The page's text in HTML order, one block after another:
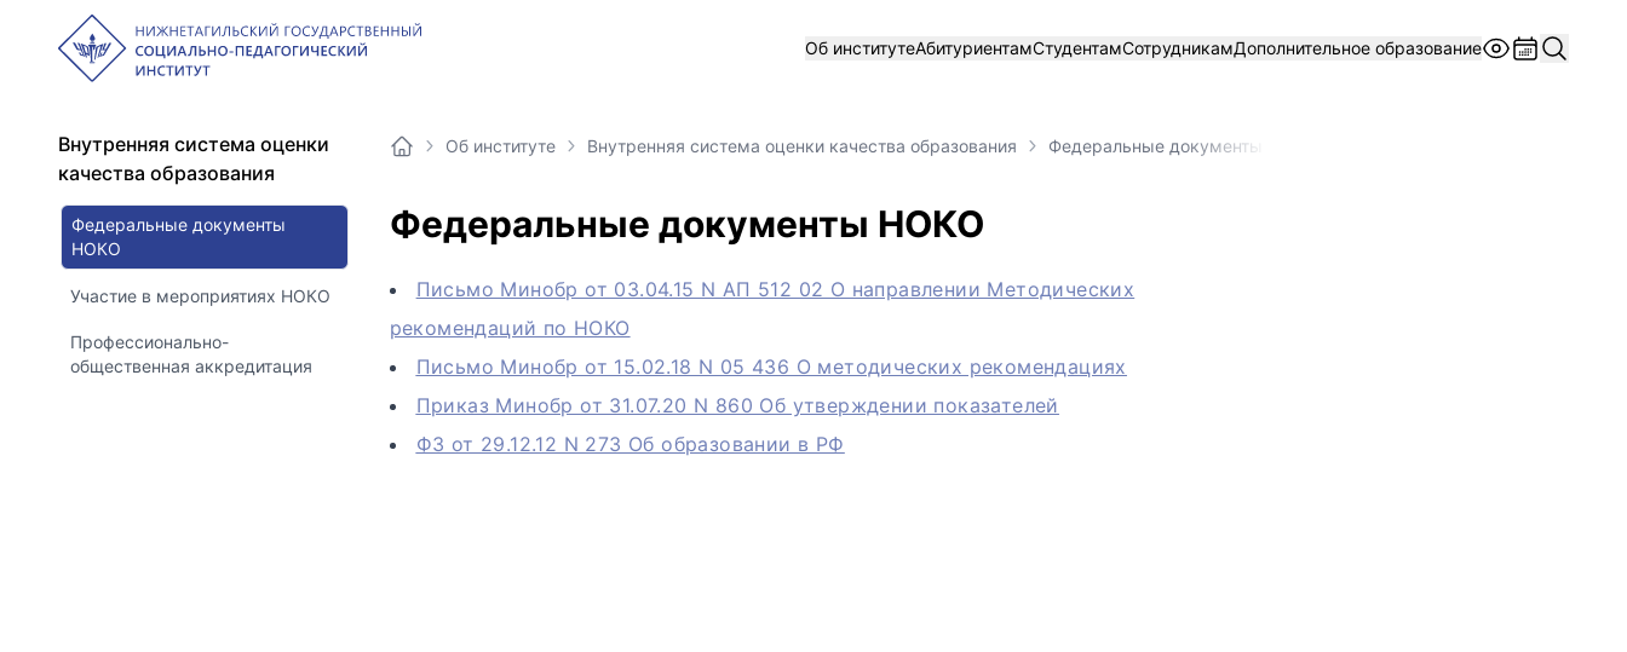
Об институтеАбитуриентамСтудентамСотрудникамДополнительное образование
Внутренняя система оценки
качества образования
Федеральные документы
НОКО
Участие в мероприятиях НОКО
Профессионально-
общественная аккредитация
Об институте Внутренняя система оценки качества образования Федеральные документы НОКО
Федеральные документы НОКО
Письмо Минобр от 03.04.15 N АП 512 02 О направлении Методических
рекомендаций по НОКО
Письмо Минобр от 15.02.18 N 05 436 О методических рекомендациях
Приказ Минобр от 31.07.20 N 860 Об утверждении показателей
ФЗ от 29.12.12 N 273 Об образовании в РФ